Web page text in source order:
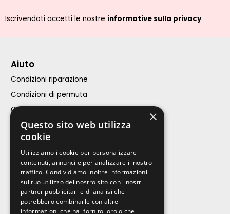
Iscrivendoti accetti le nostre informative sulla privacy
Aiuto
Condizioni riparazione
Condizioni di permuta
Condizioni di vendita
Assistenza Clienti
iPhone
Calcola riparazione
Acquista
Contatti
×
Questo sito web utilizza
cookie
Utilizziamo i cookie per personalizzare
contenuti, annunci e per analizzare il nostro
traffico. Condividiamo inoltre informazioni
sul tuo utilizzo del nostro sito con i nostri
partner pubblicitari e di analisi che
potrebbero combinarle con altre
informazioni che hai fornito loro o che